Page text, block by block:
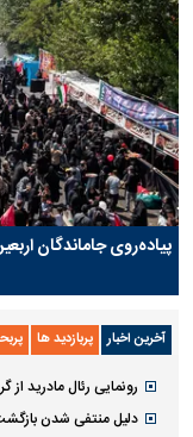
پیاده‌روی جاماندگان
آخرین اخبار پربازدید ها
رونمایی رئال مادرید
دلیل منتفی شدن